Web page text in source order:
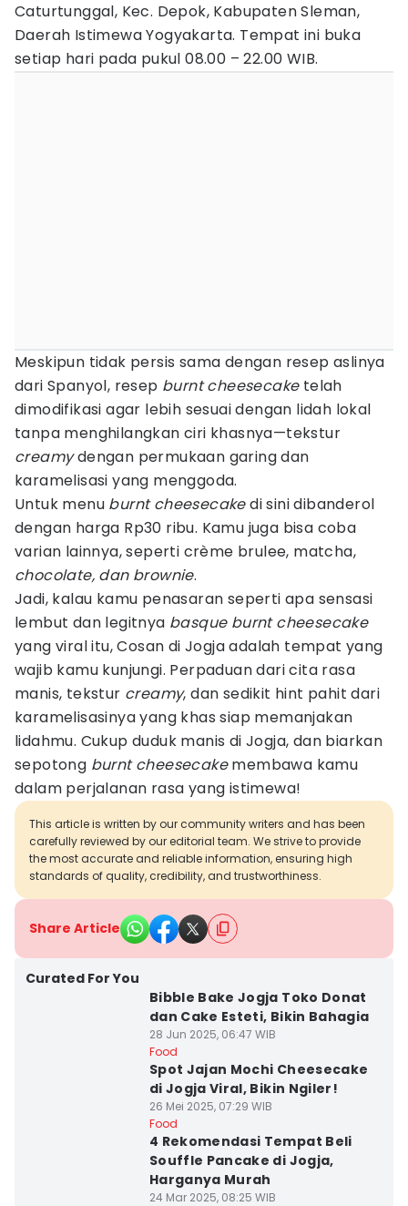
Caturtunggal, Kec. Depok, Kabupaten Sleman,
Daerah Istimewa Yogyakarta. Tempat ini buka
setiap hari pada pukul 08.00 – 22.00 WIB.
Meskipun tidak persis sama dengan resep aslinya
dari Spanyol, resep burnt cheesecaketelah
dimodifikasi agar lebih sesuai dengan lidah lokal
tanpa menghilangkan ciri khasnya—tekstur
creamydengan permukaan garing dan
karamelisasi yang menggoda.
Untuk menu burnt cheesecakedi sini dibanderol
dengan harga Rp30 ribu. Kamu juga bisa coba
varian lainnya, seperti crème brulee, matcha,
chocolate, dan brownie.
Jadi, kalau kamu penasaran seperti apa sensasi
lembut dan legitnya basque burnt cheesecake
yang viral itu, Cosan di Jogja adalah tempat yang
wajib kamu kunjungi. Perpaduan dari cita rasa
manis, tekstur creamy, dan sedikit hint pahit dari
karamelisasinya yang khas siap memanjakan
lidahmu. Cukup duduk manis di Jogja, dan biarkan
sepotong burnt cheesecakemembawa kamu
dalam perjalanan rasa yang istimewa!
This article is written by our community writers and has been
carefully reviewed by our editorial team. We strive to provide
the most accurate and reliable information, ensuring high
standards of quality, credibility, and trustworthiness.
Share Article
Curated For You
Bibble Bake Jogja Toko Donat
dan Cake Esteti, Bikin Bahagia
28 Jun 2025, 06:47 WIB
Food
Spot Jajan Mochi Cheesecake
di Jogja Viral, Bikin Ngiler!
26 Mei 2025, 07:29 WIB
Food
4 Rekomendasi Tempat Beli
Souffle Pancake di Jogja,
Harganya Murah
24 Mar 2025, 08:25 WIB